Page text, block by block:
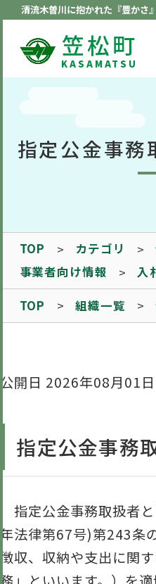
清流木曽川に抱かれた『豊かさ
笠松町
KASAMATSU
指定公金事務
TOP カテゴリ
事業者向け情報
入
TOP
組織一覧
公開日 2026年08月01日
指定公金事務
指定公金事務取扱者
年法律第67号)第243条
徴収、収納や支出に関